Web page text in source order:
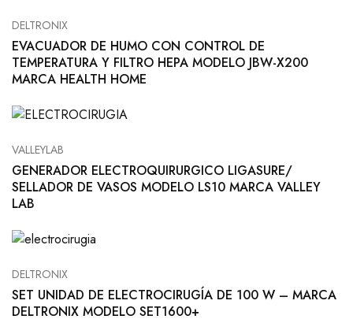
DELTRONIX
EVACUADOR DE HUMO CON CONTROL DE
TEMPERATURA Y FILTRO HEPA MODELO JBW-X200
MARCA HEALTH HOME
VALLEYLAB
GENERADOR ELECTROQUIRURGICO LIGASURE/
SELLADOR DE VASOS MODELO LS10 MARCA VALLEY
LAB
DELTRONIX
SET UNIDAD DE ELECTROCIRUGÍA DE 100 W – MARCA
DELTRONIX MODELO SET1600+